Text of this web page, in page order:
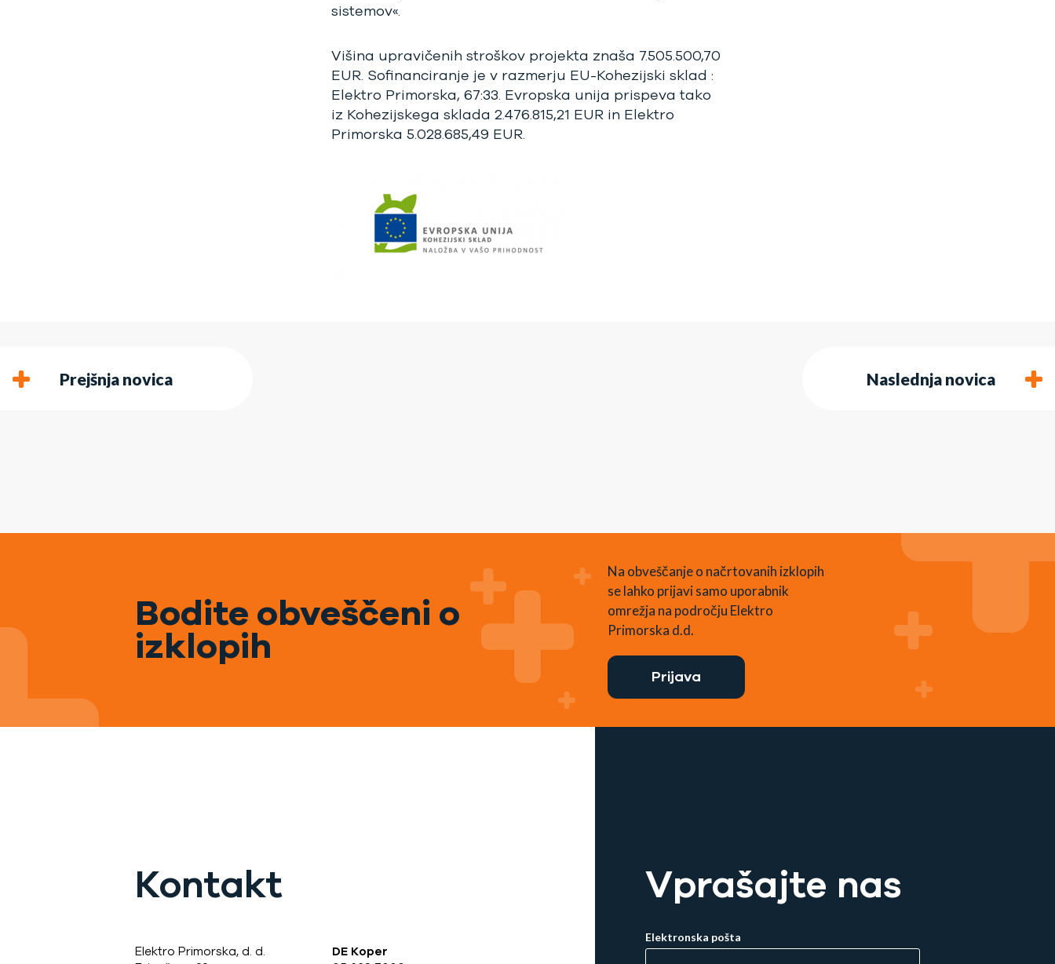
sistemov«.
Višina upravičenih stroškov projekta znaša 7.505.500,70
EUR. Sofinanciranje je v razmerju EU-Kohezijski sklad :
Elektro Primorska, 67:33. Evropska unija prispeva tako
iz Kohezijskega sklada 2.476.815,21 EUR in Elektro
Primorska 5.028.685,49 EUR.
Prejšnja novica Naslednja novica
Bodite obveščeni o
izklopih
Na obveščanje o načrtovanih izklopih
se lahko prijavi samo uporabnik
omrežja na področju Elektro
Primorska d.d.
Prijava
Kontakt
Elektro Primorska, d. d.
DE Koper
Vprašajte nas
Elektronska pošta